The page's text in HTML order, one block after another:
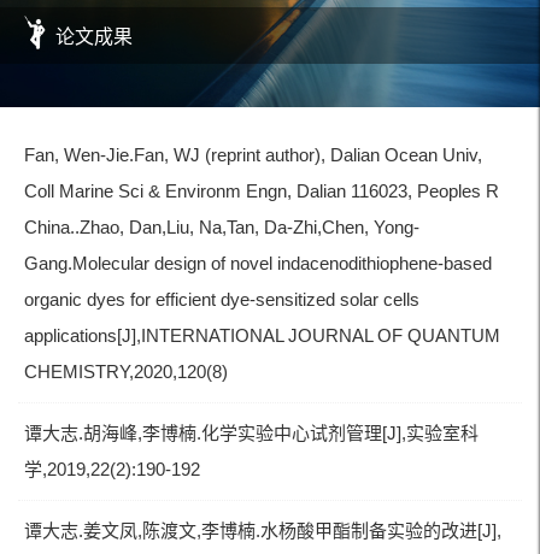
论文成果
Fan, Wen-Jie.Fan, WJ (reprint author), Dalian Ocean Univ,
Coll Marine Sci & Environm Engn, Dalian 116023, Peoples R
China..Zhao, Dan,Liu, Na,Tan, Da-Zhi,Chen, Yong-
Gang.Molecular design of novel indacenodithiophene-based
organic dyes for efficient dye-sensitized solar cells
applications[J],INTERNATIONAL JOURNAL OF QUANTUM
CHEMISTRY,2020,120(8)
谭大志.胡海峰,李博楠.化学实验中心试剂管理[J],实验室科
学,2019,22(2):190-192
谭大志.姜文凤,陈渡文,李博楠.水杨酸甲酯制备实验的改进[J],